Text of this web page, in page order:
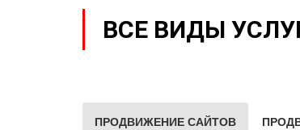
ВСЕ ВИДЫ
ПРОДВИЖЕНИЕ САЙТОВ